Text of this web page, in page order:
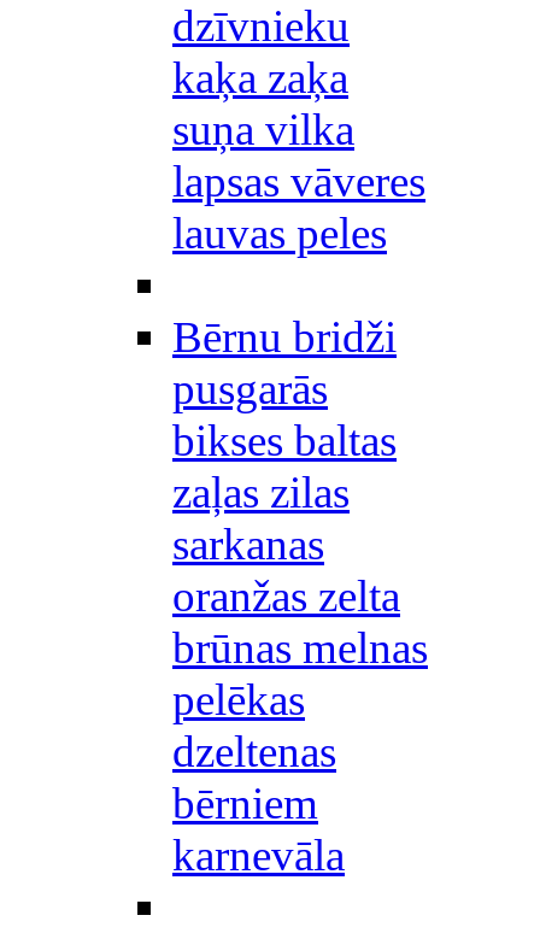
dzīvnieku
kaķa zaķa
suņa vilka
lapsas vāveres
lauvas peles
Bērnu bridži
pusgarās
bikses baltas
zaļas zilas
sarkanas
oranžas zelta
brūnas melnas
pelēkas
dzeltenas
bērniem
karnevāla